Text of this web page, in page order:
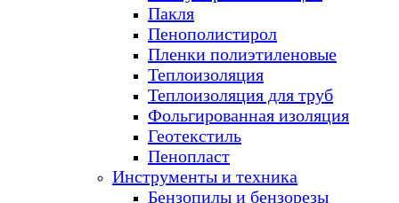
Пакля
Пенополистирол
Пленки полиэтиленовые
Теплоизоляция
Теплоизоляция для труб
Фольгированная изоляция
Геотекстиль
Пенопласт
Инструменты и техника
Бензопилы и бензорезы